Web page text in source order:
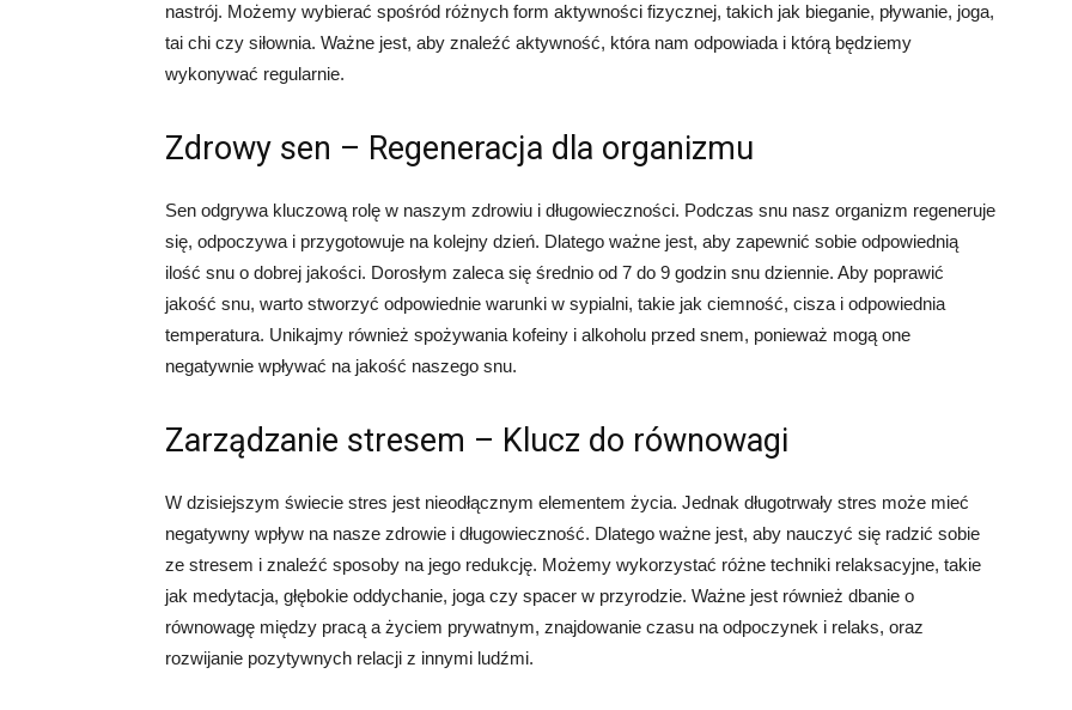
nastrój. Możemy wybierać spośród różnych form aktywności fizycznej, takich jak bieganie, pływanie, joga,
tai chi czy siłownia. Ważne jest, aby znaleźć aktywność, która nam odpowiada i którą będziemy
wykonywać regularnie.
Zdrowy sen – Regeneracja dla organizmu
Sen odgrywa kluczową rolę w naszym zdrowiu i długowieczności. Podczas snu nasz organizm regeneruje
się, odpoczywa i przygotowuje na kolejny dzień. Dlatego ważne jest, aby zapewnić sobie odpowiednią
ilość snu o dobrej jakości. Dorosłym zaleca się średnio od 7 do 9 godzin snu dziennie. Aby poprawić
jakość snu, warto stworzyć odpowiednie warunki w sypialni, takie jak ciemność, cisza i odpowiednia
temperatura. Unikajmy również spożywania kofeiny i alkoholu przed snem, ponieważ mogą one
negatywnie wpływać na jakość naszego snu.
Zarządzanie stresem – Klucz do równowagi
W dzisiejszym świecie stres jest nieodłącznym elementem życia. Jednak długotrwały stres może mieć
negatywny wpływ na nasze zdrowie i długowieczność. Dlatego ważne jest, aby nauczyć się radzić sobie
ze stresem i znaleźć sposoby na jego redukcję. Możemy wykorzystać różne techniki relaksacyjne, takie
jak medytacja, głębokie oddychanie, joga czy spacer w przyrodzie. Ważne jest również dbanie o
równowagę między pracą a życiem prywatnym, znajdowanie czasu na odpoczynek i relaks, oraz
rozwijanie pozytywnych relacji z innymi ludźmi.